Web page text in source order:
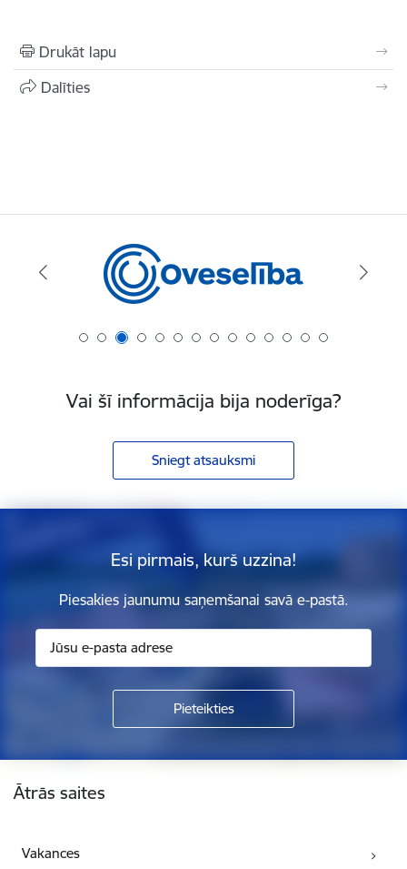
Drukāt lapu
Dalīties
Vai šī informācija bija noderīga?
Sniegt atsauksmi
Esi pirmais, kurš uzzina!
Piesakies jaunumu saņemšanai savā e-pastā.
Ātrās saites
Vakances